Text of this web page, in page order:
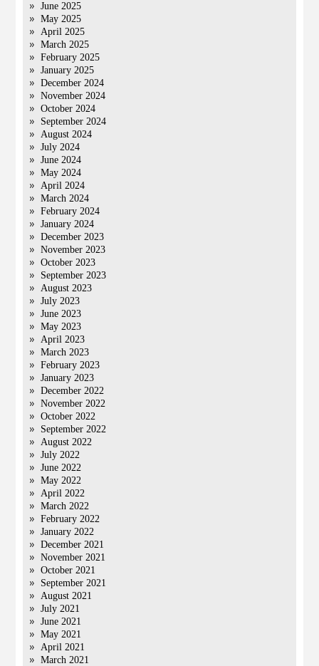
June 2025
May 2025
April 2025
March 2025
February 2025
January 2025
December 2024
November 2024
October 2024
September 2024
August 2024
July 2024
June 2024
May 2024
April 2024
March 2024
February 2024
January 2024
December 2023
November 2023
October 2023
September 2023
August 2023
July 2023
June 2023
May 2023
April 2023
March 2023
February 2023
January 2023
December 2022
November 2022
October 2022
September 2022
August 2022
July 2022
June 2022
May 2022
April 2022
March 2022
February 2022
January 2022
December 2021
November 2021
October 2021
September 2021
August 2021
July 2021
June 2021
May 2021
April 2021
March 2021